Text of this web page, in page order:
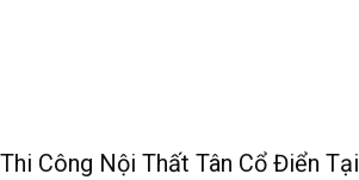
Thi Công Nội Thất Tân Cổ Điển